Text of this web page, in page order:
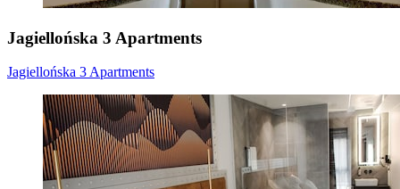
Jagiellońska 3 Apartments
Jagiellońska 3 Apartments